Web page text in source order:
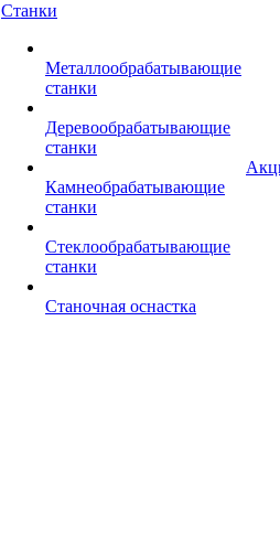
Станки
Металлообрабатывающие
станки
Деревообрабатывающие
станки
Камнеобрабатывающие
станки
Стеклообрабатывающие
станки
Станочная оснастка